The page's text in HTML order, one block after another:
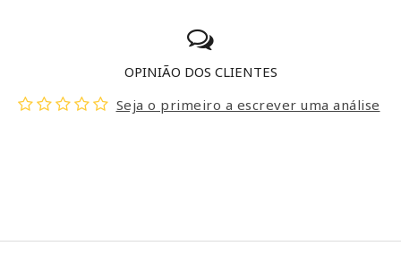
OPINIÃO DOS CLIENTES
Seja o primeiro a escrever uma análise